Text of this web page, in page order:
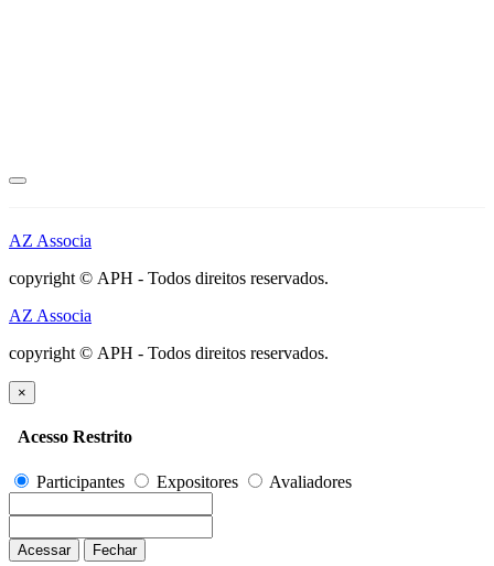
AZ Associa
copyright © APH - Todos direitos reservados.
AZ Associa
copyright © APH - Todos direitos reservados.
×
Acesso Restrito
Participantes Expositores Avaliadores
Acessar Fechar